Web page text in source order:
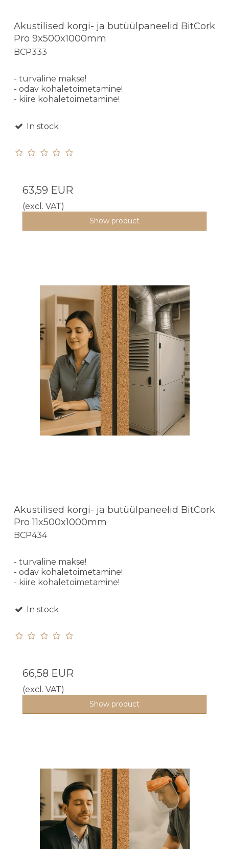
Akustilised korgi- ja butüülpaneelid BitCork
Pro 9x500x1000mm
BCP333
- turvaline makse!
- odav kohaletoimetamine!
- kiire kohaletoimetamine!
In stock
63,59 EUR
(excl. VAT)
Show product
Akustilised korgi- ja butüülpaneelid BitCork
Pro 11x500x1000mm
BCP434
- turvaline makse!
- odav kohaletoimetamine!
- kiire kohaletoimetamine!
In stock
66,58 EUR
(excl. VAT)
Show product